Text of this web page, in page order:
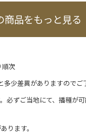
商品をもっと見る
次
少差異がありますのでご
必ずご当地にて、播種が
ります。